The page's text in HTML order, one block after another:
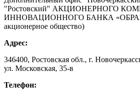
"Ростовский" АКЦИОНЕРНОГО
ИННОВАЦИОННОГО БАНКА
акционерное общество)
Адрес:
346400, Ростовская обл., г.
ул. Московская, 35-в
Телефон: